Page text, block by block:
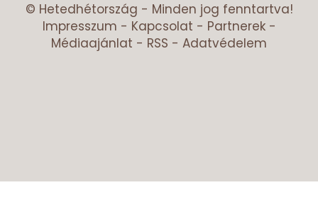
© Hetedhétország - Minden jog fenntartva!
Impresszum - Kapcsolat - Partnerek-
Médiaajánlat - RSS - Adatvédelem